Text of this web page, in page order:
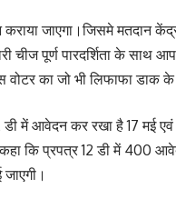
जाएगा।जिसमे मतदान केंद्र
पूर्ण पारदर्शिता के साथ
का जो भी लिफाफा डाक के
में आवेदन कर रखा है 17 मई
कि प्रपत्र 12 डी में 400